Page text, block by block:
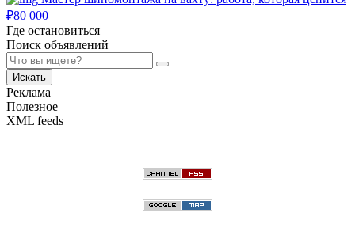
₽80 000
Где остановиться
Поиск объявлений
Искать
Реклама
Полезное
XML feeds